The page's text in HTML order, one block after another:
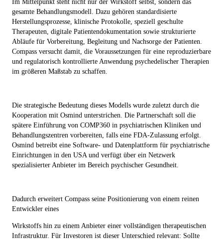
Im Mittelpunkt steht nicht nur der Wirkstoff selbst, sondern das
gesamte Behandlungsmodell. Dazu gehören standardisierte
Herstellungsprozesse, klinische Protokolle, speziell geschulte
Therapeuten, digitale Patientendokumentation sowie strukturierte
Abläufe für Vorbereitung, Begleitung und Nachsorge der Patienten.
Compass versucht damit, die Voraussetzungen für eine reproduzierbare
und regulatorisch kontrollierte Anwendung psychedelischer Therapien
im größeren Maßstab zu schaffen.
Die strategische Bedeutung dieses Modells wurde zuletzt durch die
Kooperation mit Osmind unterstrichen. Die Partnerschaft soll die
spätere Einführung von COMP360 in psychiatrischen Kliniken und
Behandlungszentren vorbereiten, falls eine FDA-Zulassung erfolgt.
Osmind betreibt eine Software- und Datenplattform für psychiatrische
Einrichtungen in den USA und verfügt über ein Netzwerk
spezialisierter Anbieter im Bereich psychischer Gesundheit.
Dadurch erweitert Compass seine Positionierung von einem reinen
Entwickler eines
Wirkstoffs hin zu einem Anbieter einer vollständigen therapeutischen
Infrastruktur. Für Investoren ist dieser Unterschied relevant: Sollte